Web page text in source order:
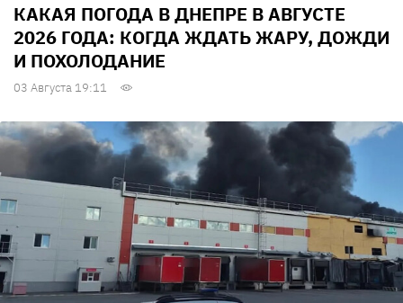
КАКАЯ ПОГОДА В ДНЕПРЕ В АВГУСТЕ
2026 ГОДА: КОГДА ЖДАТЬ ЖАРУ, ДОЖДИ
И ПОХОЛОДАНИЕ
03 Августа 19:11